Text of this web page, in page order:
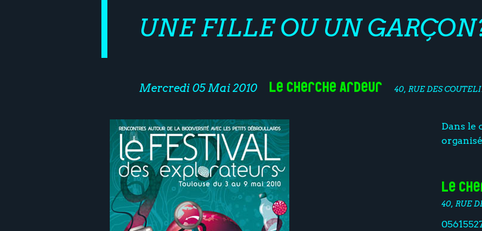
UNE FILLE OU UN
Mercredi 05 Mai 2010 Le Cherche Ardeur 40, RUE DES
Dans le
Le
40, RUE